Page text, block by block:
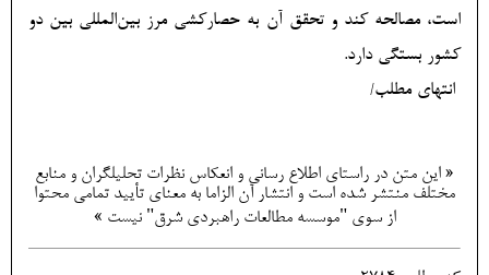
است، مصالحه کند و تحقق آن به حصارکشی مرز بین‌المللی بین دو
کشور بستگی دارد.
انتهای مطلب/
« این متن در راستای اطلاع رسانی و انعكاس نظرات تحليلگران و منابع
مختلف منتشر شده است و انتشار آن الزاما به معنای تأیید تمامی محتوا
از سوی "موسسه مطالعات راهبردی شرق" نیست »